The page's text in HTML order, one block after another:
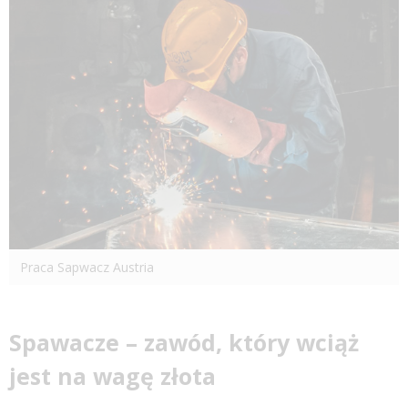
Praca Sapwacz Austria
Spawacze – zawód, który wciąż
jest na wagę złota